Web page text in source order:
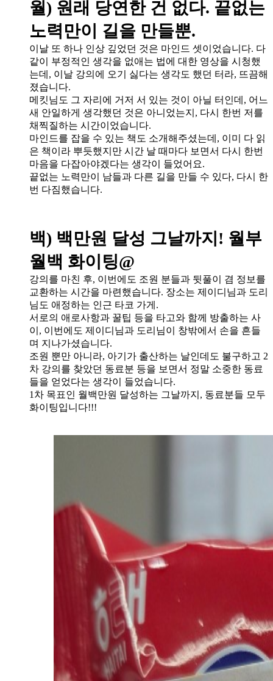
월) 원래 당연한 건 없다. 끝없는
노력만이 길을 만들뿐.
이날 또 하나 인상 깊었던 것은 마인드 셋이었습니다. 다
같이 부정적인 생각을 없애는 법에 대한 영상을 시청했
는데, 이날 강의에 오기 싫다는 생각도 했던 터라, 뜨끔해
졌습니다.
메킷님도 그 자리에 거저 서 있는 것이 아닐 터인데, 어느
새 안일하게 생각했던 것은 아니었는지, 다시 한번 저를
채찍질하는 시간이었습니다.
마인드를 잡을 수 있는 책도 소개해주셨는데, 이미 다 읽
은 책이라 뿌듯했지만 시간 날 때마다 보면서 다시 한번
마음을 다잡아야겠다는 생각이 들었어요.
끝없는 노력만이 남들과 다른 길을 만들 수 있다, 다시 한
번 다짐했습니다.
백) 백만원 달성 그날까지! 월부
월백 화이팅@
강의를 마친 후, 이번에도 조원 분들과 뒷풀이 겸 정보를
교환하는 시간을 마련했습니다. 장소는 제이디님과 도리
님도 애정하는 인근 타코 가게.
서로의 애로사항과 꿀팁 등을 타고와 함께 방출하는 사
이, 이번에도 제이디님과 도리님이 창밖에서 손을 흔들
며 지나가셨습니다.
조원 뿐만 아니라, 아기가 출산하는 날인데도 불구하고 2
차 강의를 찾았던 동료분 등을 보면서 정말 소중한 동료
들을 얻었다는 생각이 들었습니다.
1차 목표인 월백만원 달성하는 그날까지, 동료분들 모두
화이팅입니다!!!